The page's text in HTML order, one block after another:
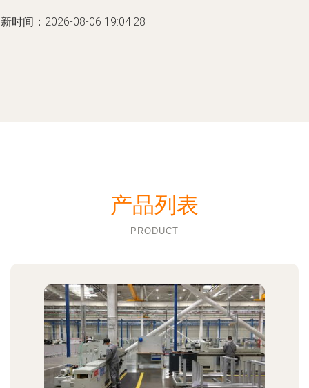
时间：2026-08-06 19:04:28
产品列表
PRODUCT